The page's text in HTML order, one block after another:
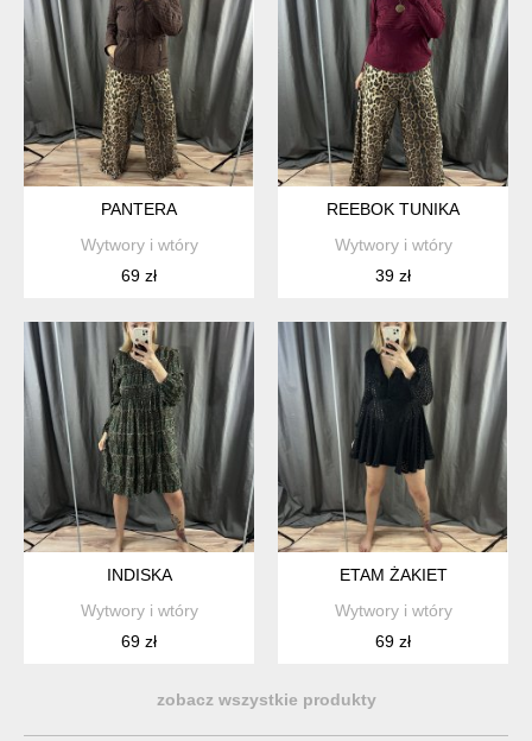
PANTERA
Wytwory i wtóry
69 zł
REEBOK TUNIKA
Wytwory i wtóry
39 zł
INDISKA
Wytwory i wtóry
69 zł
ETAM ŻAKIET
Wytwory i wtóry
69 zł
zobacz wszystkie produkty